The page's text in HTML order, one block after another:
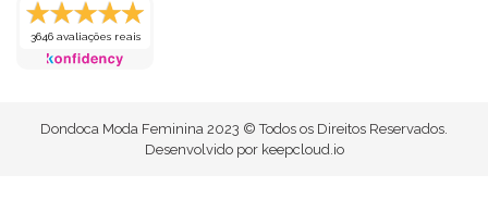
Macaquinhos
3646 avaliações reais
Dondoca Moda Feminina 2023 © Todos os Direitos Reservados.
Desenvolvido por keepcloud.io